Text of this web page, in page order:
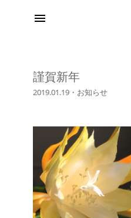
menu
謹賀新年
2019.01.19 ・ お知らせ